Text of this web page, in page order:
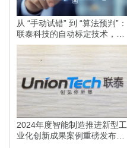
从 “手动试错” 到 “算法预判”：
联泰科技的自动标定技术，如
何为智能制造划定更高的行业
标准？
2024年度智能制造推进新型工
业化创新成果案例重磅发布，